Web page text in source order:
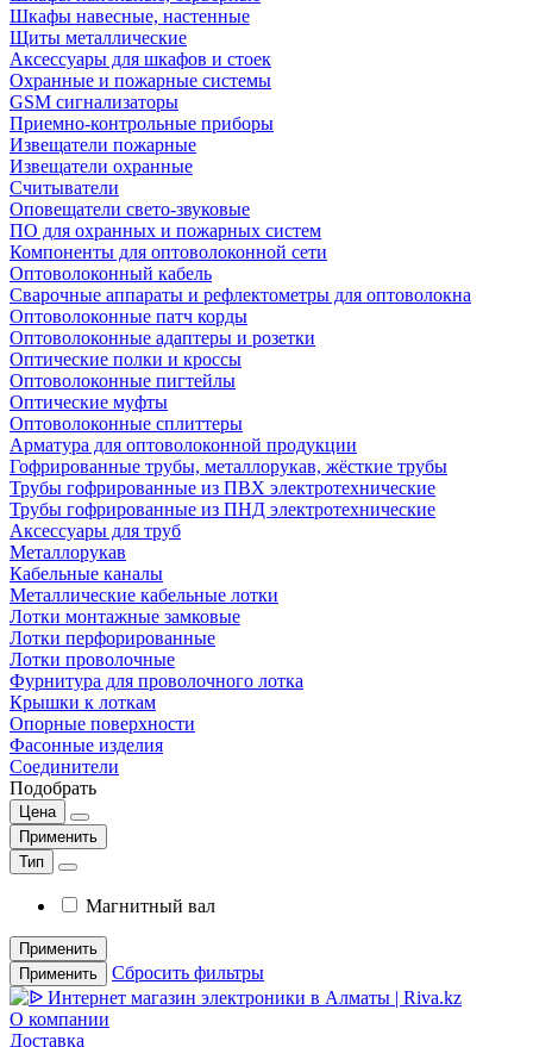
Шкафы навесные, настенные
Щиты металлические
Аксессуары для шкафов и стоек
Охранные и пожарные системы
GSM сигнализаторы
Приемно-контрольные приборы
Извещатели пожарные
Извещатели охранные
Считыватели
Оповещатели свето-звуковые
ПО для охранных и пожарных систем
Компоненты для оптоволоконной сети
Оптоволоконный кабель
Сварочные аппараты и рефлектометры для оптоволокна
Оптоволоконные патч корды
Оптоволоконные адаптеры и розетки
Оптические полки и кроссы
Оптоволоконные пигтейлы
Оптические муфты
Оптоволоконные сплиттеры
Арматура для оптоволоконной продукции
Гофрированные трубы, металлорукав, жёсткие трубы
Трубы гофрированные из ПВХ электротехнические
Трубы гофрированные из ПНД электротехнические
Аксессуары для труб
Металлорукав
Кабельные каналы
Металлические кабельные лотки
Лотки монтажные замковые
Лотки перфорированные
Лотки проволочные
Фурнитура для проволочного лотка
Крышки к лоткам
Опорные поверхности
Фасонные изделия
Соединители
Подобрать
Цена
Применить
Тип
Магнитный вал
Применить
Применить
Сбросить фильтры
О компании
Доставка